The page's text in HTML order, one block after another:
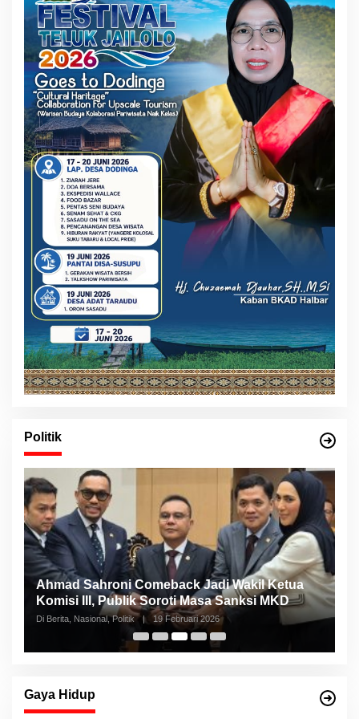
Politik
Ahmad Sahroni Comeback Jadi Wakil Ketua
Komisi III, Publik Soroti Masa Sanksi MKD
Di Berita, Nasional, Politik | 19 Februari 2026
Gaya Hidup